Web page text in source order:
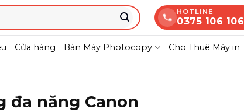
HOTLINE
0375 106 106
Cửa hàng Bán Máy Photocopy Cho Thuê Máy in
đa năng Canon